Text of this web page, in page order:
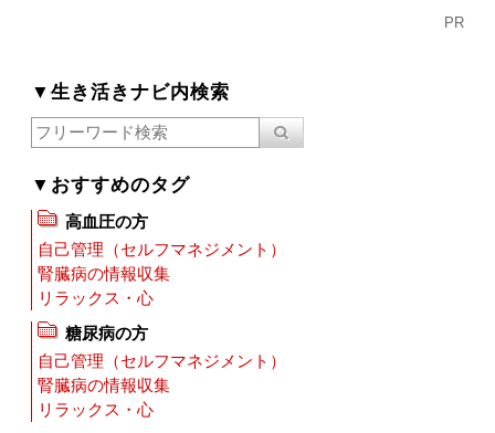
PR
▼生き活きナビ内検索
▼おすすめのタグ
高血圧の方
自己管理（セルフマネジメント）
腎臓病の情報収集
リラックス・心
糖尿病の方
自己管理（セルフマネジメント）
腎臓病の情報収集
リラックス・心